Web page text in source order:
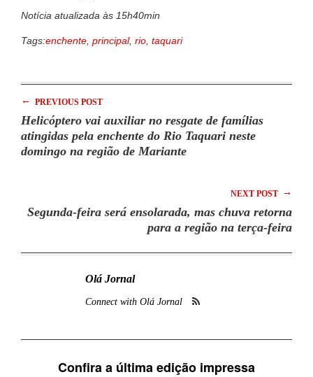
Notícia atualizada às 15h40min
Tags:enchente principal, rio taquari
← PREVIOUS POST
Helicóptero vai auxiliar no resgate de famílias
atingidas pela enchente do Rio Taquari neste
domingo na região de Mariante
NEXT POST →
Segunda-feira será ensolarada, mas chuva retorna
para a região na terça-feira
Olá Jornal
Connect with Olá Jornal
Confira a última edição impressa